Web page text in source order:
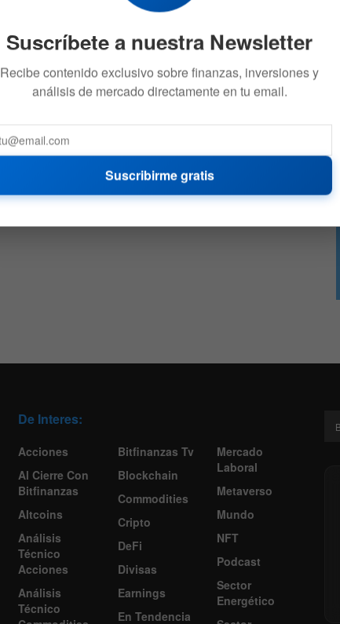
De Interes:
Acciones
Al Cierre Con
Bitfinanzas
Altcoins
Análisis
Técnico
Acciones
Análisis
Técnico
Bitfinanzas Tv
Blockchain
Commodities
Cripto
DeFi
Divisas
Earnings
En Tendencia
Mercado
Laboral
Metaverso
Mundo
NFT
Podcast
Sector
Energético
Suscríbete a nuestra Newsletter
Recibe contenido exclusivo sobre finanzas, inversiones y
análisis de mercado directamente en tu email.
Suscribirme gratis